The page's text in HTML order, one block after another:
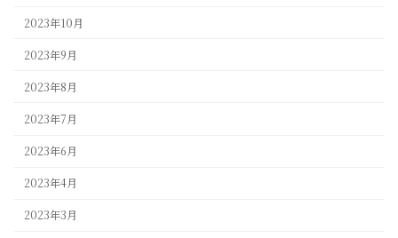
2023年10月
2023年9月
2023年8月
2023年7月
2023年6月
2023年4月
2023年3月